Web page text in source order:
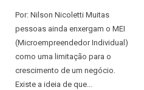
Por: Nilson Nicoletti Muitas
pessoas ainda enxergam o MEI
(Microempreendedor Individual)
como uma limitação para o
crescimento de um negócio.
Existe a ideia de que...